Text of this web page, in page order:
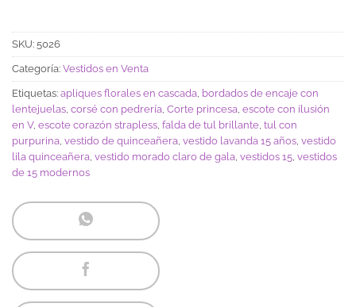
SKU: 5026
Categoría: Vestidos en Venta
Etiquetas: apliques florales en cascada bordados de encaje con
lentejuelas corsé con pedrería Corte princesa escote con ilusión
en V, escote corazón strapless falda de tul brillante tul con
purpurina vestido de quinceañera vestido lavanda 15 años vestido
lila quinceañera vestido morado claro de gala vestidos 15 vestidos
de 15 modernos